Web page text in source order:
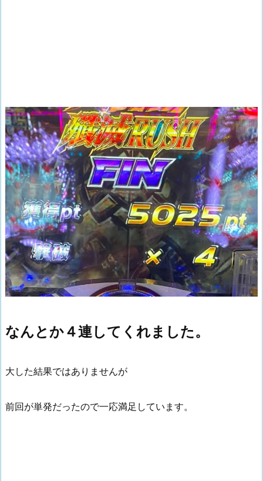
なんとか４連してくれました。
大した結果ではありませんが
前回が単発だったので一応満足しています。